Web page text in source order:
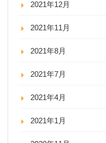
2021年12月
2021年11月
2021年8月
2021年7月
2021年4月
2021年1月